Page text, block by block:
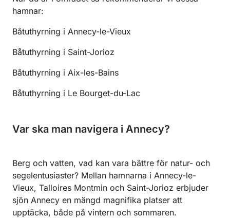
hamnar:
Båtuthyrning i Annecy-le-Vieux
Båtuthyrning i Saint-Jorioz
Båtuthyrning i Aix-les-Bains
Båtuthyrning i Le Bourget-du-Lac
Var ska man navigera i Annecy?
Berg och vatten, vad kan vara bättre för natur- och
segelentusiaster? Mellan hamnarna i Annecy-le-
Vieux, Talloires Montmin och Saint-Jorioz erbjuder
sjön Annecy en mängd magnifika platser att
upptäcka, både på vintern och sommaren.